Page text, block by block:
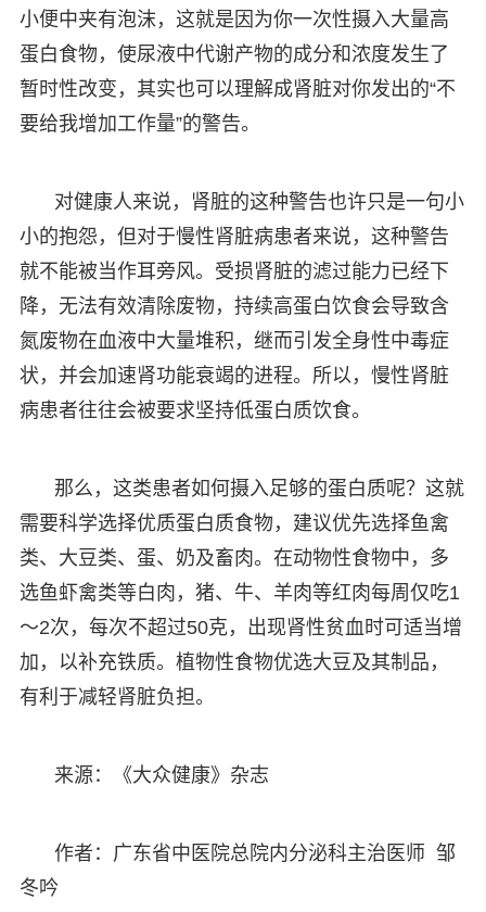
小便中夹有泡沫，这就是因为你一次性摄入大量高
蛋白食物，使尿液中代谢产物的成分和浓度发生了
暂时性改变，其实也可以理解成肾脏对你发出的“不
要给我增加工作量”的警告。
对健康人来说，肾脏的这种警告也许只是一句小
小的抱怨，但对于慢性肾脏病患者来说，这种警告
就不能被当作耳旁风。受损肾脏的滤过能力已经下
降，无法有效清除废物，持续高蛋白饮食会导致含
氮废物在血液中大量堆积，继而引发全身性中毒症
状，并会加速肾功能衰竭的进程。所以，慢性肾脏
病患者往往会被要求坚持低蛋白质饮食。
那么，这类患者如何摄入足够的蛋白质呢？这就
需要科学选择优质蛋白质食物，建议优先选择鱼禽
类、大豆类、蛋、奶及畜肉。在动物性食物中，多
选鱼虾禽类等白肉，猪、牛、羊肉等红肉每周仅吃1
～2次，每次不超过50克，出现肾性贫血时可适当增
加，以补充铁质。植物性食物优选大豆及其制品，
有利于减轻肾脏负担。
来源：《大众健康》杂志
作者：广东省中医院总院内分泌科主治医师 邹
冬吟